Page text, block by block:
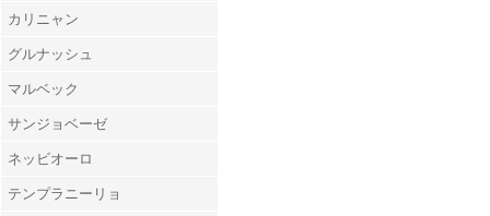
カリニャン
グルナッシュ
マルベック
サンジョベーゼ
ネッビオーロ
テンプラニーリョ